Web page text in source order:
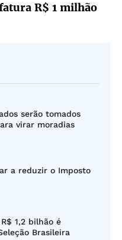
R$ 1 milhão
serão tomados
virar moradias
a reduzir o Imposto
1,2 bilhão é
Brasileira